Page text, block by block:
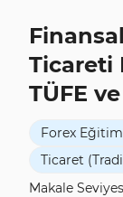
Ticareti
TÜFE
Forex
Ticaret
Makale